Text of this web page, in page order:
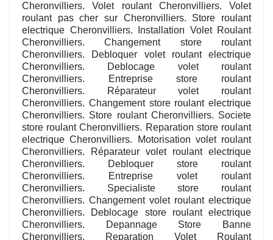
Cheronvilliers. Volet roulant Cheronvilliers. Volet
roulant pas cher sur Cheronvilliers. Store roulant
electrique Cheronvilliers. Installation Volet Roulant
Cheronvilliers. Changement store roulant
Cheronvilliers. Debloquer volet roulant electrique
Cheronvilliers. Deblocage volet roulant
Cheronvilliers. Entreprise store roulant
Cheronvilliers. Réparateur volet roulant
Cheronvilliers. Changement store roulant electrique
Cheronvilliers. Store roulant Cheronvilliers. Societe
store roulant Cheronvilliers. Reparation store roulant
electrique Cheronvilliers. Motorisation volet roulant
Cheronvilliers. Réparateur volet roulant electrique
Cheronvilliers. Debloquer store roulant
Cheronvilliers. Entreprise volet roulant
Cheronvilliers. Specialiste store roulant
Cheronvilliers. Changement volet roulant electrique
Cheronvilliers. Deblocage store roulant electrique
Cheronvilliers. Depannage Store Banne
Cheronvilliers. Reparation Volet Roulant